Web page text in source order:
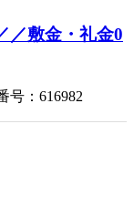
／敷金・礼金0
：616982